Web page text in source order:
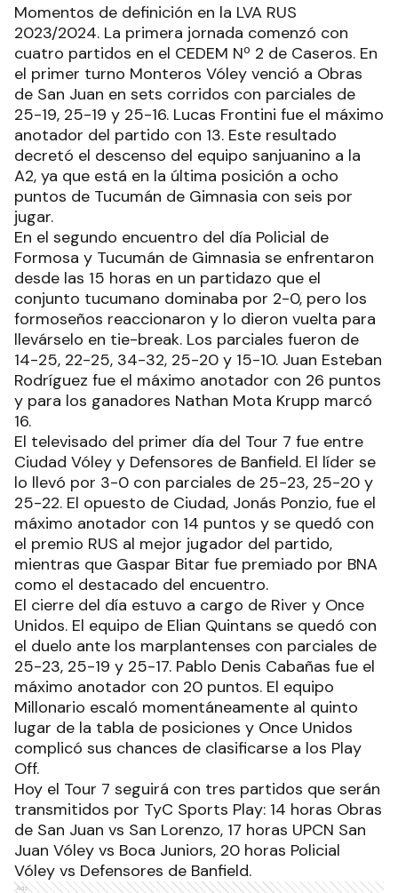
Momentos de definición en la LVA RUS
2023/2024. La primera jornada comenzó con
cuatro partidos en el CEDEM Nº 2 de Caseros. En
el primer turno Monteros Vóley venció a Obras
de San Juan en sets corridos con parciales de
25-19, 25-19 y 25-16. Lucas Frontini fue el máximo
anotador del partido con 13. Este resultado
decretó el descenso del equipo sanjuanino a la
A2, ya que está en la última posición a ocho
puntos de Tucumán de Gimnasia con seis por
jugar.
En el segundo encuentro del día Policial de
Formosa y Tucumán de Gimnasia se enfrentaron
desde las 15 horas en un partidazo que el
conjunto tucumano dominaba por 2-0, pero los
formoseños reaccionaron y lo dieron vuelta para
llevárselo en tie-break. Los parciales fueron de
14-25, 22-25, 34-32, 25-20 y 15-10. Juan Esteban
Rodríguez fue el máximo anotador con 26 puntos
y para los ganadores Nathan Mota Krupp marcó
16.
El televisado del primer día del Tour 7 fue entre
Ciudad Vóley y Defensores de Banfield. El líder se
lo llevó por 3-0 con parciales de 25-23, 25-20 y
25-22. El opuesto de Ciudad, Jonás Ponzio, fue el
máximo anotador con 14 puntos y se quedó con
el premio RUS al mejor jugador del partido,
mientras que Gaspar Bitar fue premiado por BNA
como el destacado del encuentro.
El cierre del día estuvo a cargo de River y Once
Unidos. El equipo de Elian Quintans se quedó con
el duelo ante los marplantenses con parciales de
25-23, 25-19 y 25-17. Pablo Denis Cabañas fue el
máximo anotador con 20 puntos. El equipo
Millonario escaló momentáneamente al quinto
lugar de la tabla de posiciones y Once Unidos
complicó sus chances de clasificarse a los Play
Off.
Hoy el Tour 7 seguirá con tres partidos que serán
transmitidos por TyC Sports Play: 14 horas Obras
de San Juan vs San Lorenzo, 17 horas UPCN San
Juan Vóley vs Boca Juniors, 20 horas Policial
Vóley vs Defensores de Banfield.
Ads